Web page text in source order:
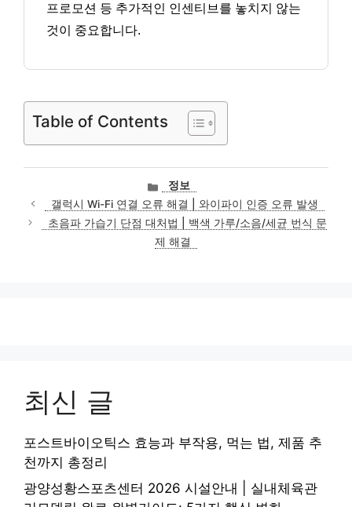
프로모션 등 추가적인 인센티브를 놓치지 않는
것이 중요합니다.
Table of Contents
카
테
고
리
정보
갤럭시 Wi-Fi 연결 오류 해결 | 와이파이 인증 오류 발생
초음파 가습기 단점 대처법 | 백색 가루/소음/세균 번식 문
제 해결
최신 글
포스트바이오틱스 효능과 부작용, 먹는 법, 제품 추
천까지 총정리
광양성황스포츠센터 2026 시설안내 | 실내체육관